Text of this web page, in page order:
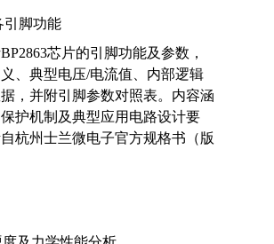
引脚功能
芯片的引脚功能及参数，
、典型电压/电流值、内部逻辑
，并附引脚参数对照表。内容涵
护机制及典型应用电路设计要
杭州士兰微电子官方规格书（版